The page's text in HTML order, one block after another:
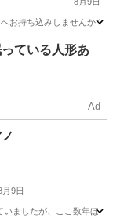
ち込みしませんか？
っている人形あ
Ad
ノ
月9日
ましたが、ここ数年ほ